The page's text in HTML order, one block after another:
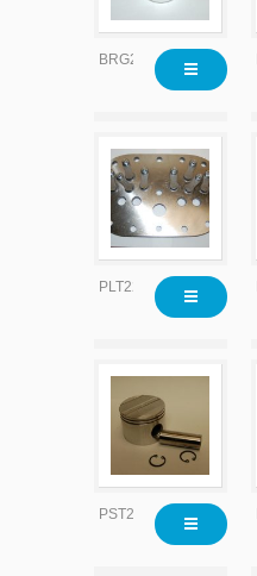
BRG2204x020
PLT2202
PST2205